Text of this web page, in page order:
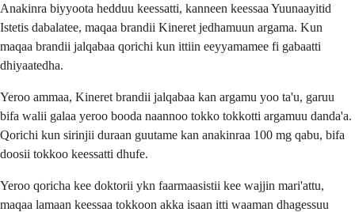
Anakinra biyyoota hedduu keessatti, kanneen keessaa Yuunaayitid
Istetis dabalatee, maqaa brandii Kineret jedhamuun argama. Kun
maqaa brandii jalqabaa qorichi kun ittiin eeyyamamee fi gabaatti
dhiyaatedha.
Yeroo ammaa, Kineret brandii jalqabaa kan argamu yoo ta'u, garuu
bifa walii galaa yeroo booda naannoo tokko tokkotti argamuu danda'a.
Qorichi kun sirinjii duraan guutame kan anakinraa 100 mg qabu, bifa
doosii tokkoo keessatti dhufe.
Yeroo qoricha kee doktorii ykn faarmaasistii kee wajjin mari'attu,
maqaa lamaan keessaa tokkoon akka isaan itti waaman dhagessuu